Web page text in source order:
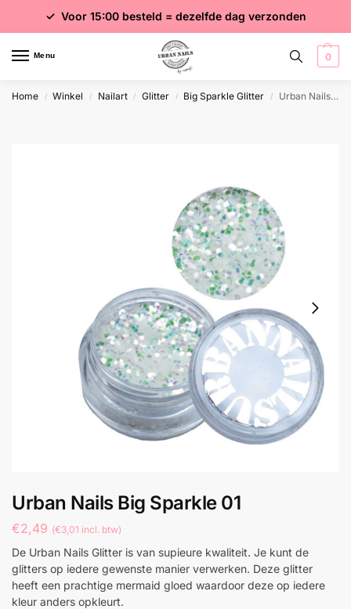
✓ Gratis verzending vanaf €75 excl. btw
✓ Voor 15:00 besteld = dezelfde dag verzonden
✓ Meer dan 4000 producten
Menu 0
Home / Winkel / Nailart / Glitter / Big Sparkle Glitter / Urban Nails Big Sparkle 01
Urban Nails Big Sparkle 01
€2,49 (€3,01 incl. btw)
De Urban Nails Glitter is van supieure kwaliteit. Je kunt de
glitters op iedere gewenste manier verwerken. Deze glitter
heeft een prachtige mermaid gloed waardoor deze op iedere
kleur anders opkleurt.